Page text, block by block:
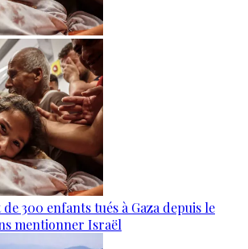
300 enfants tués à Gaza depuis le
mentionner Israël